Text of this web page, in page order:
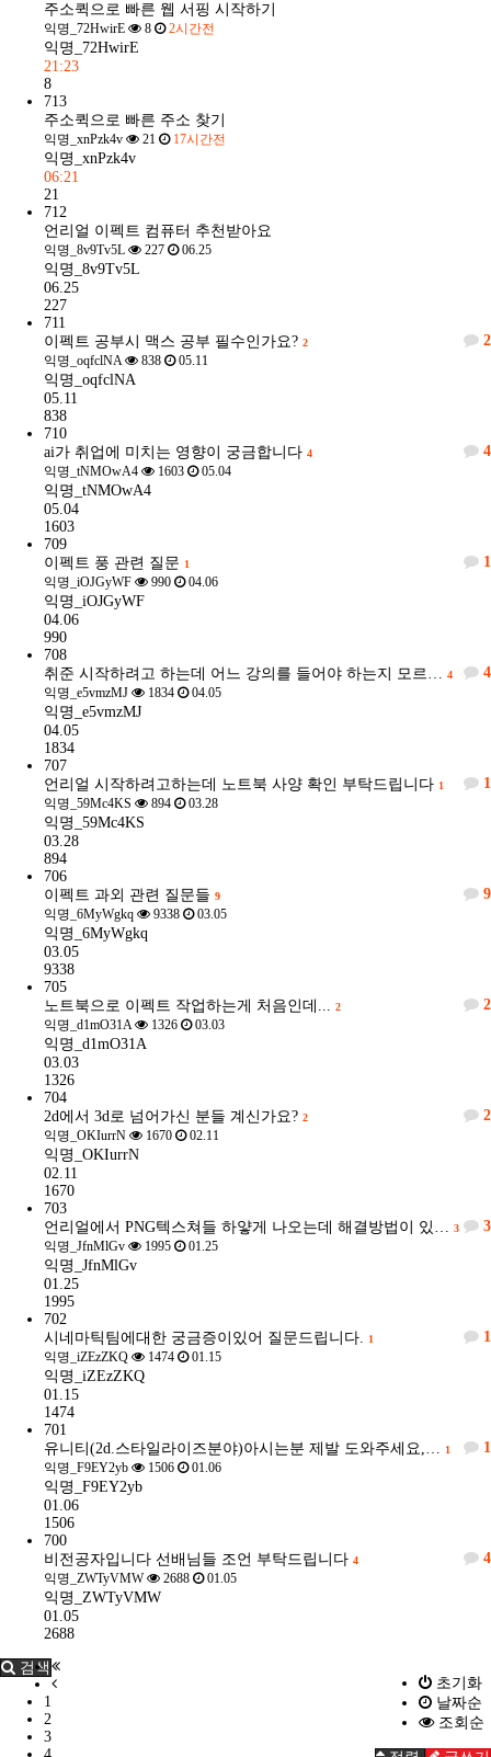
주소퀵으로 빠른 웹 서핑 시작하기
익명_72HwirE 8 2시간전
익명_72HwirE
21:23
8
713
주소퀵으로 빠른 주소 찾기
익명_xnPzk4v 21 17시간전
익명_xnPzk4v
06:21
21
712
언리얼 이펙트 컴퓨터 추천받아요
익명_8v9Tv5L 227 06.25
익명_8v9Tv5L
06.25
227
711
2
이펙트 공부시 맥스 공부 필수인가요? 2
익명_oqfclNA 838 05.11
익명_oqfclNA
05.11
838
710
4
ai가 취업에 미치는 영향이 궁금합니다 4
익명_tNMOwA4 1603 05.04
익명_tNMOwA4
05.04
1603
709
1
이펙트 풍 관련 질문 1
익명_iOJGyWF 990 04.06
익명_iOJGyWF
04.06
990
708
4
취준 시작하려고 하는데 어느 강의를 들어야 하는지 모르… 4
익명_e5vmzMJ 1834 04.05
익명_e5vmzMJ
04.05
1834
707
1
언리얼 시작하려고하는데 노트북 사양 확인 부탁드립니다 1
익명_59Mc4KS 894 03.28
익명_59Mc4KS
03.28
894
706
9
이펙트 과외 관련 질문들 9
익명_6MyWgkq 9338 03.05
익명_6MyWgkq
03.05
9338
705
2
노트북으로 이펙트 작업하는게 처음인데... 2
익명_d1mO31A 1326 03.03
익명_d1mO31A
03.03
1326
704
2
2d에서 3d로 넘어가신 분들 계신가요? 2
익명_OKIurrN 1670 02.11
익명_OKIurrN
02.11
1670
703
3
언리얼에서 PNG텍스쳐들 하얗게 나오는데 해결방법이 있… 3
익명_JfnMlGv 1995 01.25
익명_JfnMlGv
01.25
1995
702
1
시네마틱팀에대한 궁금증이있어 질문드립니다. 1
익명_iZEzZKQ 1474 01.15
익명_iZEzZKQ
01.15
1474
701
1
유니티(2d.스타일라이즈분야)아시는분 제발 도와주세요,… 1
익명_F9EY2yb 1506 01.06
익명_F9EY2yb
01.06
1506
700
4
비전공자입니다 선배님들 조언 부탁드립니다 4
익명_ZWTyVMW 2688 01.05
익명_ZWTyVMW
01.05
2688
초기화
날짜순
조회순
검색
1
2
3